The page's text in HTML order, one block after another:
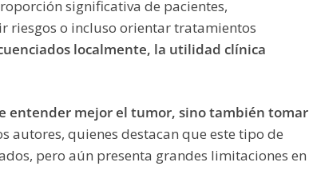
significativa de pacientes,
riesgos o incluso orientar tratamientos
localmente, la utilidad clínica
entender mejor el tumor, sino también tomar
autores, quienes destacan que este tipo de
pero aún presenta grandes limitaciones en